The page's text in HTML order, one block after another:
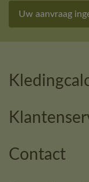
Uw aanvraag
Contact